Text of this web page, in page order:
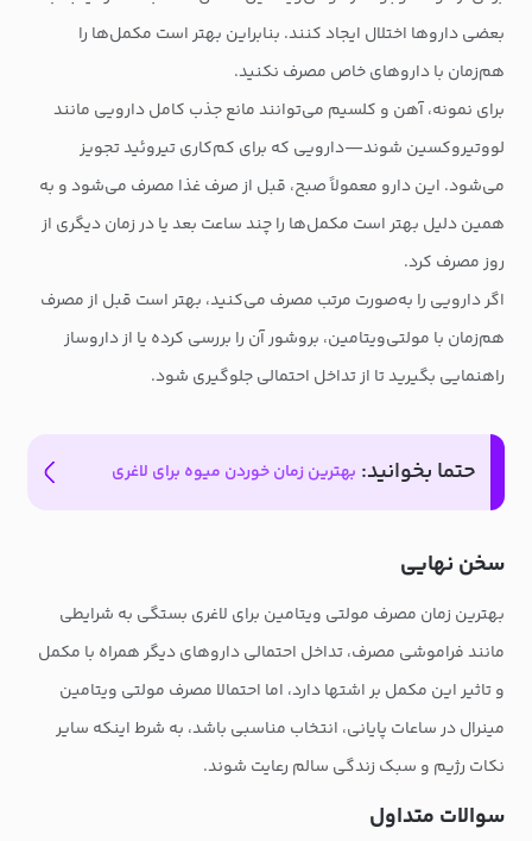
بعضی داروها اختلال ایجاد کنند. بنابراین بهتر است مکمل‌ها را
هم‌زمان با داروهای خاص مصرف نکنید.
برای نمونه، آهن و کلسیم می‌توانند مانع جذب کامل دارویی مانند
لووتیروکسین شوند—دارویی که برای کم‌کاری تیروئید تجویز
می‌شود. این دارو معمولاً صبح، قبل از صرف غذا مصرف می‌شود و به
همین دلیل بهتر است مکمل‌ها را چند ساعت بعد یا در زمان دیگری از
روز مصرف کرد.
اگر دارویی را به‌صورت مرتب مصرف می‌کنید، بهتر است قبل از مصرف
هم‌زمان با مولتی‌ویتامین، بروشور آن را بررسی کرده یا از داروساز
راهنمایی بگیرید تا از تداخل احتمالی جلوگیری شود.
حتما بخوانید: بهترین زمان خوردن میوه برای لاغری
سخن نهایی
بهترین زمان مصرف مولتی ویتامین برای لاغری بستگی به شرایطی
مانند فراموشی مصرف، تداخل احتمالی داروهای دیگر همراه با مکمل
و تاثیر این مکمل بر اشتها دارد، اما احتمالا مصرف مولتی ویتامین
مینرال در ساعات پایانی، انتخاب مناسبی باشد، به شرط اینکه سایر
نکات رژیم و سبک زندگی سالم رعایت شوند.
سوالات متداول